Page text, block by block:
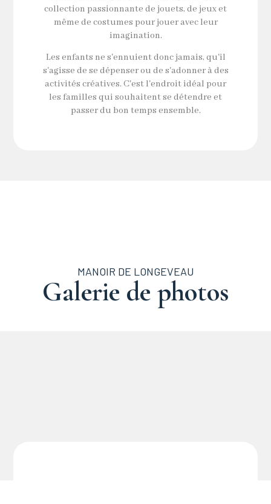
collection passionnante de jouets, de jeux et
même de costumes pour jouer avec leur
imagination.
Les enfants ne s'ennuient donc jamais, qu'il
s'agisse de se dépenser ou de s'adonner à des
activités créatives. C'est l'endroit idéal pour
les familles qui souhaitent se détendre et
passer du bon temps ensemble.
MANOIR DE LONGEVEAU
Galerie de photos